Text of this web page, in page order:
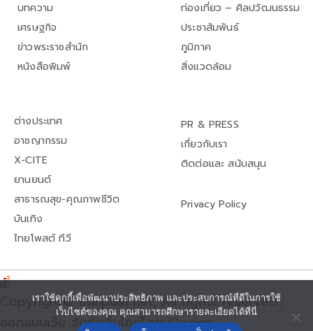
บทความ
เศรษฐกิจ
ข่าวพระราชสำนัก
หนังสือพิมพ์
ท่องเที่ยว – ศิลปวัฒนธรรม
ประชาสัมพันธ์
ภูมิภาค
สิ่งแวดล้อม
ต่างประเทศ
อาชญากรรม
X-CITE
ยานยนต์
สาธารณสุข-คุณภาพชีวิต
บันเทิง
ไทยโพสต์ ทีวี
PR & PRESS
เกี่ยวกับเรา
ติดต่อและ สนับสนุน
Privacy Policy
Copyright© thaipost.net, All rights reserved.,
ออกแบบเว็บ จัดทำเว็บไซต์โดย iDesign
เราใช้คุกกี้เพื่อพัฒนาประสิทธิภาพ และประสบการณ์ที่ดีในการใช้
เว็บไซต์ของคุณ คุณสามารถศึกษารายละเอียดได้ที่นี่